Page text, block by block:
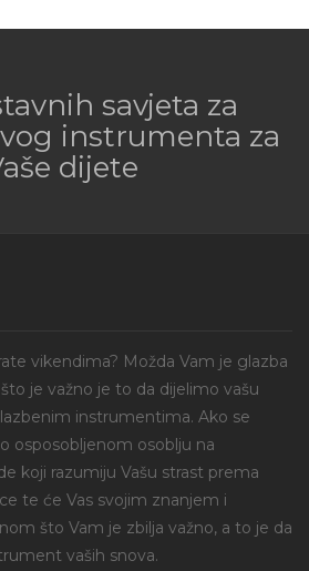
savjeta za
instrumenta za
dijete
vikendima? Možda Vam je glazba
je važno je to da dijelimo vašu
instrumentima. Ako se
osposobljenom osoblju na
koji razumiju Vašu strast prema
te će Vas svojim znanjem i
što Vam je zbilja važno, a to je da
vaših snova.